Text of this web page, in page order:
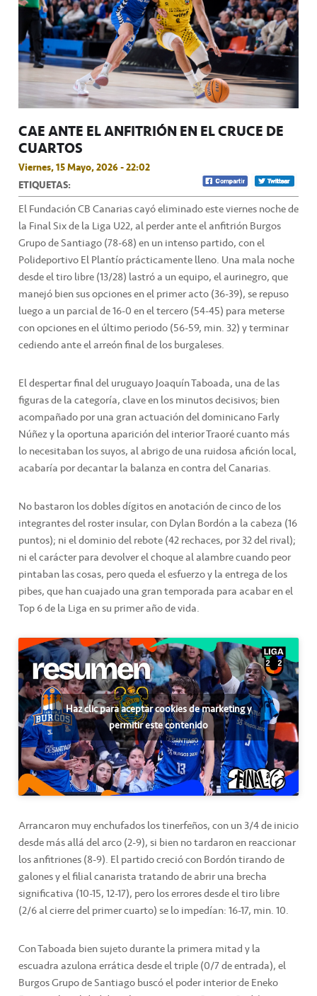
CAE ANTE EL ANFITRIÓN EN EL CRUCE DE
CUARTOS
Viernes, 15 Mayo, 2026 - 22:02
ETIQUETAS:
El Fundación CB Canarias cayó eliminado este viernes noche de
la Final Six de la Liga U22, al perder ante el anfitrión Burgos
Grupo de Santiago (78-68) en un intenso partido, con el
Polideportivo El Plantío prácticamente lleno. Una mala noche
desde el tiro libre (13/28) lastró a un equipo, el aurinegro, que
manejó bien sus opciones en el primer acto (36-39), se repuso
luego a un parcial de 16-0 en el tercero (54-45) para meterse
con opciones en el último periodo (56-59, min. 32) y terminar
cediendo ante el arreón final de los burgaleses.
El despertar final del uruguayo Joaquín Taboada, una de las
figuras de la categoría, clave en los minutos decisivos; bien
acompañado por una gran actuación del dominicano Farly
Núñez y la oportuna aparición del interior Traoré cuanto más
lo necesitaban los suyos, al abrigo de una ruidosa afición local,
acabaría por decantar la balanza en contra del Canarias.
No bastaron los dobles dígitos en anotación de cinco de los
integrantes del roster insular, con Dylan Bordón a la cabeza (16
puntos); ni el dominio del rebote (42 rechaces, por 32 del rival);
ni el carácter para devolver el choque al alambre cuando peor
pintaban las cosas, pero queda el esfuerzo y la entrega de los
pibes, que han cuajado una gran temporada para acabar en el
Top 6 de la Liga en su primer año de vida.
Haz clic para aceptar cookies de marketing y
permitir este contenido
Arrancaron muy enchufados los tinerfeños, con un 3/4 de inicio
desde más allá del arco (2-9), si bien no tardaron en reaccionar
los anfitriones (8-9). El partido creció con Bordón tirando de
galones y el filial canarista tratando de abrir una brecha
significativa (10-15, 12-17), pero los errores desde el tiro libre
(2/6 al cierre del primer cuarto) se lo impedían: 16-17, min. 10.
Con Taboada bien sujeto durante la primera mitad y la
escuadra azulona errática desde el triple (0/7 de entrada), el
Burgos Grupo de Santiago buscó el poder interior de Eneko